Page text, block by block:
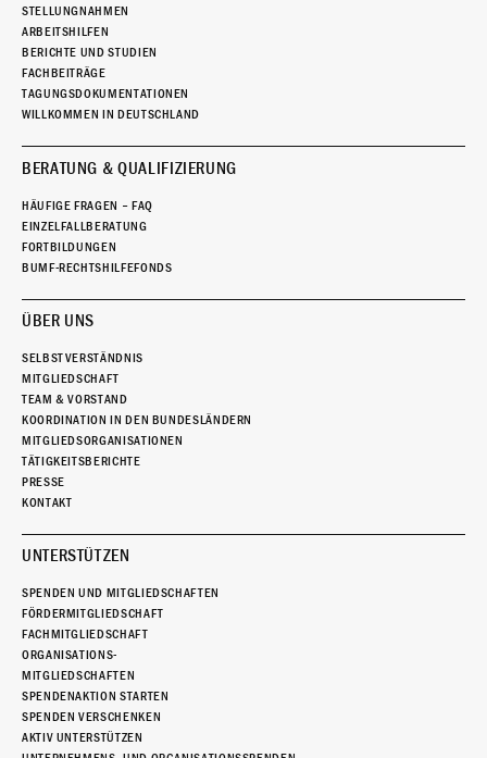
STELLUNGNAHMEN
ARBEITSHILFEN
BERICHTE UND STUDIEN
FACHBEITRÄGE
TAGUNGSDOKUMENTATIONEN
WILLKOMMEN IN DEUTSCHLAND
BERATUNG & QUALIFIZIERUNG
HÄUFIGE FRAGEN – FAQ
EINZELFALLBERATUNG
FORTBILDUNGEN
BUMF-RECHTSHILFEFONDS
ÜBER UNS
SELBSTVERSTÄNDNIS
MITGLIEDSCHAFT
TEAM & VORSTAND
KOORDINATION IN DEN BUNDESLÄNDERN
MITGLIEDSORGANISATIONEN
TÄTIGKEITSBERICHTE
PRESSE
KONTAKT
UNTERSTÜTZEN
SPENDEN UND MITGLIEDSCHAFTEN
FÖRDERMITGLIEDSCHAFT
FACHMITGLIEDSCHAFT
ORGANISATIONS-
MITGLIEDSCHAFTEN
SPENDENAKTION STARTEN
SPENDEN VERSCHENKEN
AKTIV UNTERSTÜTZEN